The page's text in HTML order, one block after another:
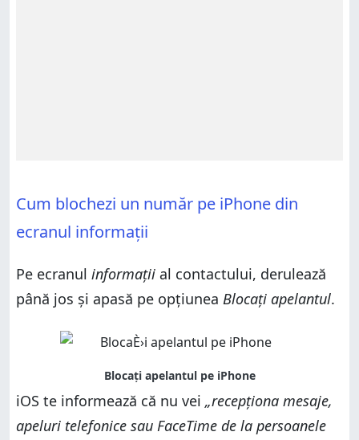
Cum blochezi un număr pe iPhone din
ecranul informații
Pe ecranul informații al contactului, derulează
până jos și apasă pe opțiunea Blocați apelantul.
iOS te informează că nu vei „recepționa mesaje,
apeluri telefonice sau FaceTime de la persoanele